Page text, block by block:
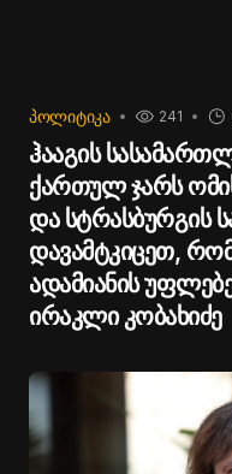
ᲞᲝᲚᲘᲢᲘᲙᲐ 241
ჰააგის
ქართულ ჯარს
და სტრასბურგის
დავამტკიცეთ,
ადამიანის
ირაკლი კობახიძე